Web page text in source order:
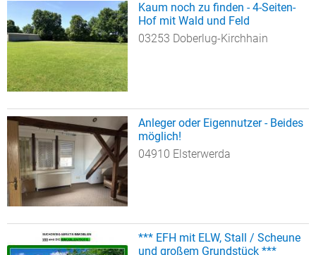
Kaum noch zu finden - 4-Seiten-
Hof mit Wald und Feld
03253 Doberlug-Kirchhain
Anleger oder Eigennutzer - Beides
möglich!
04910 Elsterwerda
*** EFH mit ELW, Stall / Scheune
und großem Grundstück ***